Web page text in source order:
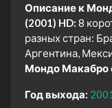
Описание к
(2001) HD: 8
разных стран:
Аргентина,
Мондо Макабро
Год выхода: 2001